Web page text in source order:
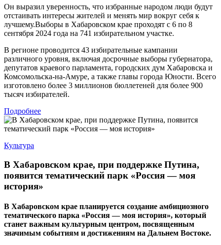
Он выразил уверенность, что избранные народом люди будут
отстаивать интересы жителей и менять мир вокруг себя к
лучшему.Выборы в Хабаровском крае проходят с 6 по 8
сентября 2024 года на 741 избирательном участке.
В регионе проводится 43 избирательные кампании
различного уровня, включая досрочные выборы губернатора,
депутатов краевого парламента, городских дум Хабаровска и
Комсомольска-на-Амуре, а также главы города Юности. Всего
изготовлено более 3 миллионов бюллетеней для более 900
тысяч избирателей.
Подробнее
Культура
В Хабаровском крае, при поддержке Путина,
появится тематический парк «Россия — моя
история»
В Хабаровском крае планируется создание амбициозного
тематического парка «Россия — моя история», который
станет важным культурным центром, посвященным
значимым событиям и достижениям на Дальнем Востоке.